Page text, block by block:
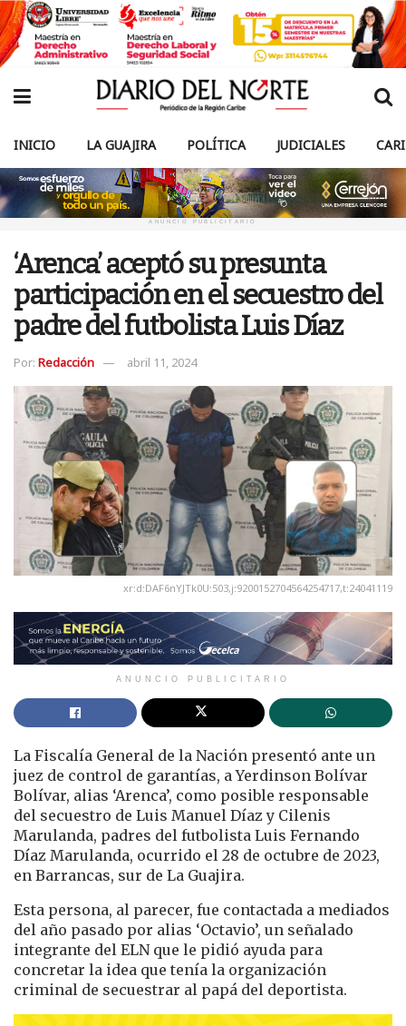
INICIO LA GUAJIRA POLÍTICA JUDICIALES
ANUNCIO PUBLICITARIO
‘Arenca’ aceptó su presunta
participación en el secuestro del
padre del futbolista Luis Díaz
Por: Redacción abril 11, 2024
xr:d:DAF6nYJTk0U:503,j:9200152704564254717,t:24041119
ANUNCIO PUBLICITARIO
La Fiscalía General de la Nación presentó ante un
juez de control de garantías, a Yerdinson Bolívar
Bolívar, alias ‘Arenca’, como posible responsable
del secuestro de Luis Manuel Díaz y Cilenis
Marulanda, padres del futbolista Luis Fernando
Díaz Marulanda, ocurrido el 28 de octubre de 2023,
en Barrancas, sur de La Guajira.
Esta persona, al parecer, fue contactada a mediados
del año pasado por alias ‘Octavio’, un señalado
integrante del ELN que le pidió ayuda para
concretar la idea que tenía la organización
criminal de secuestrar al papá del deportista.